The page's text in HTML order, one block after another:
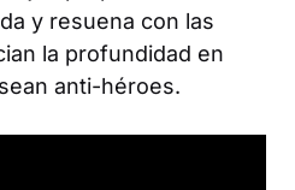
y resuena con las
la profundidad en
anti-héroes.